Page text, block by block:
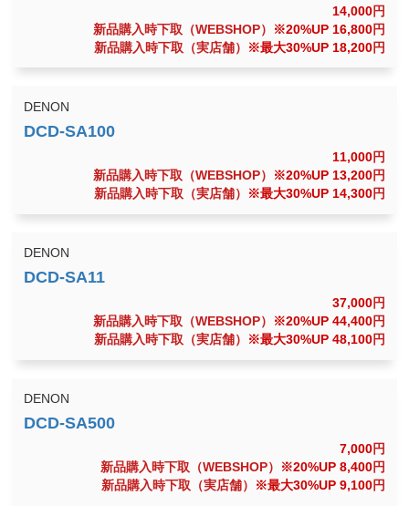
14,000円
新品購入時下取（WEBSHOP）
※20%UP 16,800円
新品購入時下取（実店舗）
※最大30%UP 18,200円
DENON
11,000円
新品購入時下取（WEBSHOP）
※20%UP 13,200円
新品購入時下取（実店舗）
※最大30%UP 14,300円
DENON
37,000円
新品購入時下取（WEBSHOP）
※20%UP 44,400円
新品購入時下取（実店舗）
※最大30%UP 48,100円
DENON
7,000円
新品購入時下取（WEBSHOP）
※20%UP 8,400円
新品購入時下取（実店舗）
※最大30%UP 9,100円